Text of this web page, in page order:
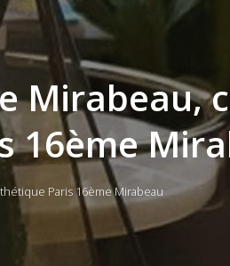
Mirabeau,
16ème
Paris 16ème Mirabeau